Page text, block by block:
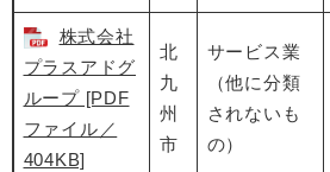
株式会社
プラスアドグ
ループ [PDF
ファイル／
404KB]
北
九
州
市
サービス業
（他に分類
されないも
の）